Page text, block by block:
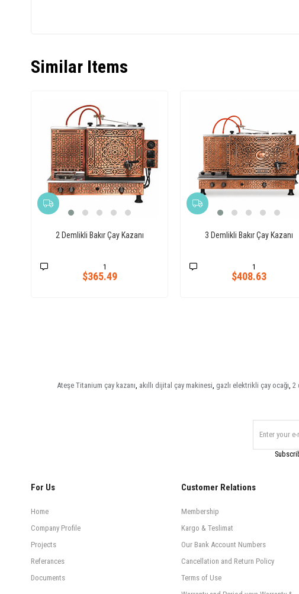
Similar Items
2 Demlikli Bakır Çay Kazanı
1
$365.49
3 Demlikli Bakır Çay Kazanı
1
$408.63
Ateşe Titanium çay kazanı akıllı dijital çay makinesi gazlı elektrikli çay ocağı 2
For Us
Home
Company Profile
Projects
Referances
Documents
Customer Relations
Membership
Kargo & Teslimat
Our Bank Account Numbers
Cancellation and Return Policy
Terms of Use